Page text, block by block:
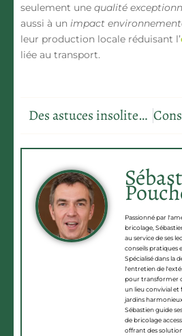
seulement une qualité
aussi à un impact
leur production locale réduisant l’
liée au transport.
Des astuces insolites pour chouchouter vos outils de jardin
Passionné par
bricolage,
au service de ses
conseils pratiques
Spécialisé dans la
l'entretien de
pour transformer
un lieu convivial et
jardins
Sébastien guide
de bricolage
offrant des